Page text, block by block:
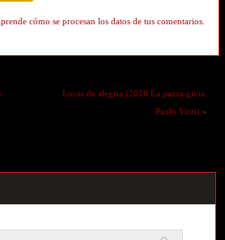
cómo se procesan los datos de tus comentarios.
Locas de alegria (2016 La pazza gioia.
Paolo Virzi) »